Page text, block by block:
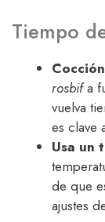
Tiempo
rosbifa
vuelva
es clave
Usa un
de que
ajustes